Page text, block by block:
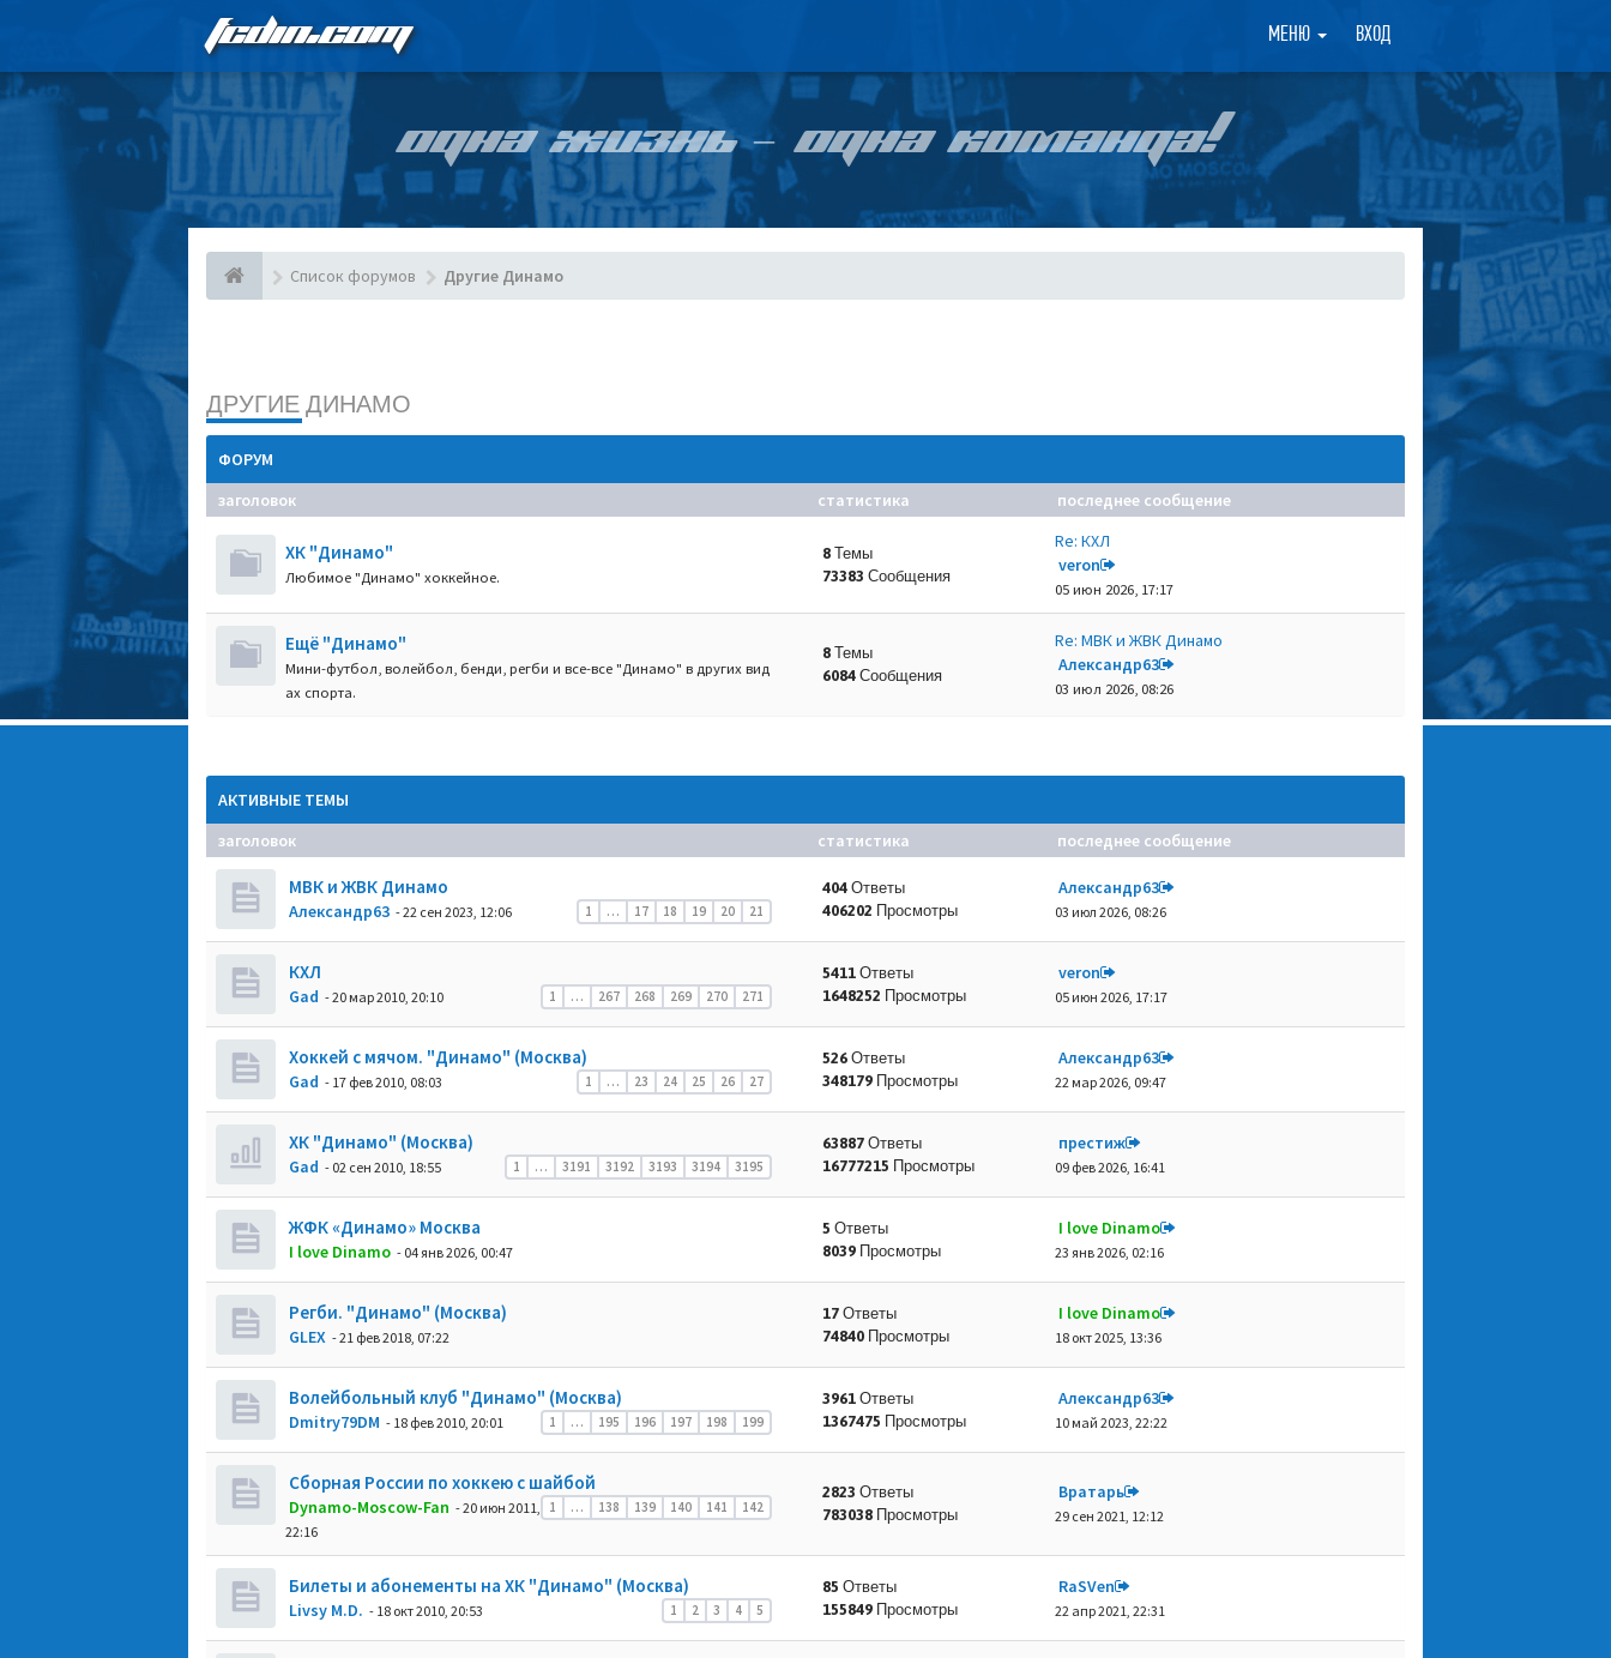
FCDIN.COM МЕНЮ ВХОД ×
ОДНА ЖИЗНЬ – ОДНА КОМАНДА!
Список форумов Другие Динамо
ДРУГИЕ ДИНАМО
ФОРУМ
заголовок
статистика последнее сообщение
ХК "Динамо"
Любимое "Динамо" хоккейное.
8 Темы
73383 Сообщения
Re: КХЛ
veron
05 июн 2026, 17:17
Ещё "Динамо"
Мини-футбол, волейбол, бенди, регби и все-все "Динамо" в других вид
ах спорта.
8 Темы
6084 Сообщения
Re: МВК и ЖВК Динамо
Александр63
03 июл 2026, 08:26
АКТИВНЫЕ ТЕМЫ
заголовок
статистика последнее сообщение
МВК и ЖВК Динамо
1 … 17 18 19 20 21
Александр63 - 22 сен 2023, 12:06
404 Ответы
406202 Просмотры
Александр63
03 июл 2026, 08:26
КХЛ
1 … 267 268 269 270 271
Gad - 20 мар 2010, 20:10
5411 Ответы
1648252 Просмотры
veron
05 июн 2026, 17:17
Хоккей с мячом. "Динамо" (Москва)
1 … 23 24 25 26 27
Gad - 17 фев 2010, 08:03
526 Ответы
348179 Просмотры
Александр63
22 мар 2026, 09:47
ХК "Динамо" (Москва)
1 … 3191 3192 3193 3194 3195
Gad - 02 сен 2010, 18:55
63887 Ответы
16777215 Просмотры
престиж
09 фев 2026, 16:41
ЖФК «Динамо» Москва
I love Dinamo - 04 янв 2026, 00:47
5 Ответы
8039 Просмотры
I love Dinamo
23 янв 2026, 02:16
Регби. "Динамо" (Москва)
GLEX - 21 фев 2018, 07:22
17 Ответы
74840 Просмотры
I love Dinamo
18 окт 2025, 13:36
Волейбольный клуб "Динамо" (Москва)
1 … 195 196 197 198 199
Dmitry79DM - 18 фев 2010, 20:01
3961 Ответы
1367475 Просмотры
Александр63
10 май 2023, 22:22
Сборная России по хоккею с шайбой
1 … 138 139 140 141 142
Dynamo-Moscow-Fan - 20 июн 2011,
22:16
2823 Ответы
783038 Просмотры
Вратарь
29 сен 2021, 12:12
Билеты и абонементы на ХК "Динамо" (Москва)
1 2 3 4 5
Livsy M.D. - 18 окт 2010, 20:53
85 Ответы
155849 Просмотры
RaSVen
22 апр 2021, 22:31